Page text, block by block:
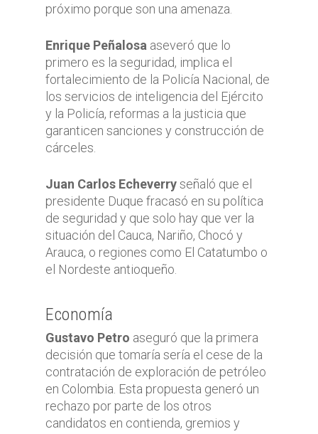
próximo porque son una amenaza.
Enrique Peñalosa aseveró que lo
primero es la seguridad, implica el
fortalecimiento de la Policía Nacional, de
los servicios de inteligencia del Ejército
y la Policía, reformas a la justicia que
garanticen sanciones y construcción de
cárceles.
Juan Carlos Echeverryseñaló que el
presidente Duque fracasó en su política
de seguridad y que solo hay que ver la
situación del Cauca, Nariño, Chocó y
Arauca, o regiones como El Catatumbo o
el Nordeste antioqueño.
Economía
Gustavo Petro aseguró que la primera
decisión que tomaría sería el cese de la
contratación de exploración de petróleo
en Colombia. Esta propuesta generó un
rechazo por parte de los otros
candidatos en contienda, gremios y